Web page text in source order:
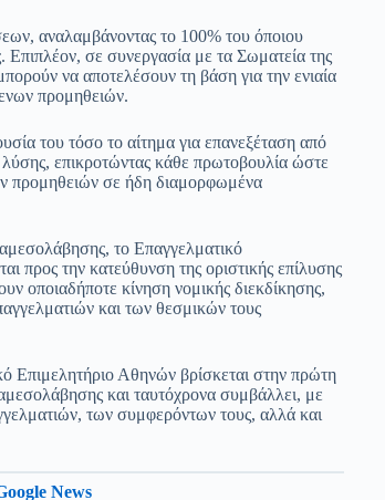
αναλαμβάνοντας το 100% του όποιου
Επιπλέον, σε συνεργασία με τα Σωματεία της
να αποτελέσουν τη βάση για την ενιαία
προμηθειών.
του τόσο το αίτημα για επανεξέταση από
λύσης, επικροτώντας κάθε πρωτοβουλία ώστε
προμηθειών σε ήδη διαμορφωμένα
το Επαγγελματικό
προς την κατεύθυνση της οριστικής επίλυσης
οποιαδήποτε κίνηση νομικής διεκδίκησης,
και των θεσμικών τους
Επιμελητήριο Αθηνών βρίσκεται στην πρώτη
και ταυτόχρονα συμβάλλει, με
των συμφερόντων τους, αλλά και
News